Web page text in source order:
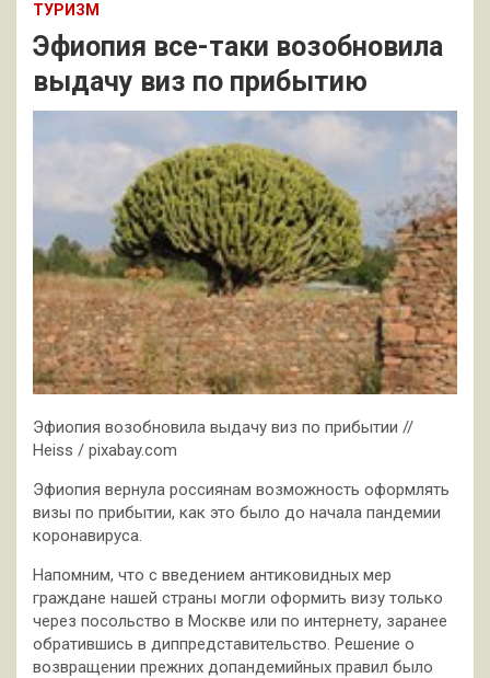
ТУРИЗМ
Эфиопия все-таки возобновила
выдачу виз по прибытию
Эфиопия возобновила выдачу виз по прибытии //
Heiss / pixabay.com
Эфиопия вернула россиянам возможность оформлять
визы по прибытии, как это было до начала пандемии
коронавируса.
Напомним, что с введением антиковидных мер
граждане нашей страны могли оформить визу только
через посольство в Москве или по интернету, заранее
обратившись в диппредставительство. Решение о
возвращении прежних допандемийных правил было